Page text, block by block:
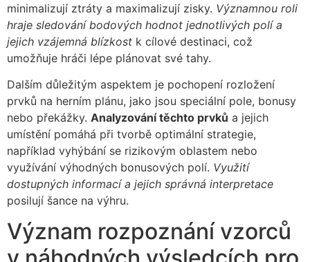
minimalizují ztráty a maximalizují zisky. Významnou roli
hraje sledování bodových hodnot jednotlivých polí a
jejich vzájemná blízkost k cílové destinaci, což
umožňuje hráči lépe plánovat své tahy.
Dalším důležitým aspektem je pochopení rozložení
prvků na herním plánu, jako jsou speciální pole, bonusy
nebo překážky. Analyzování těchto prvků a jejich
umístění pomáhá při tvorbě optimální strategie,
například vyhýbání se rizikovým oblastem nebo
využívání výhodných bonusových polí. Využití
dostupných informací a jejich správná interpretace
posilují šance na výhru.
Význam rozpoznání vzorců